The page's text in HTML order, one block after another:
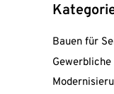
Bauen für